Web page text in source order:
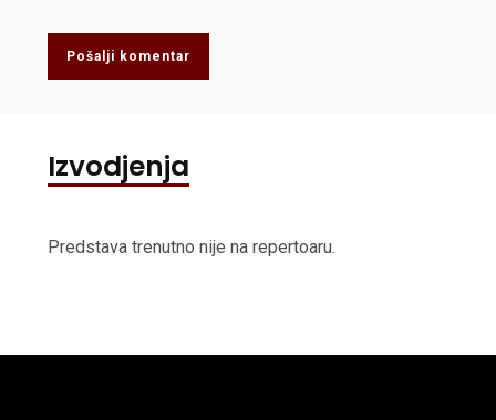
Pošalji komentar
Izvodjenja
Predstava trenutno nije na repertoaru.